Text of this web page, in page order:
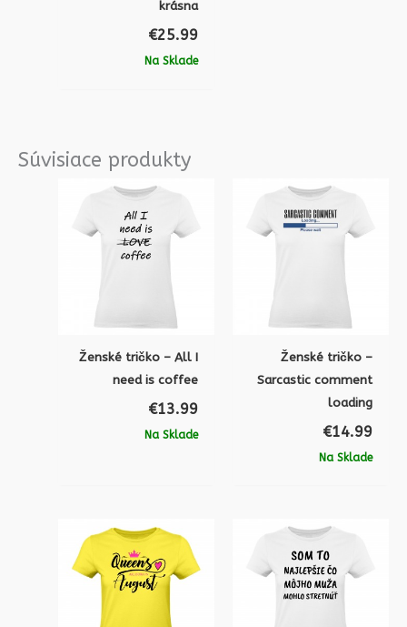
krásna
€25.99
Na Sklade
Súvisiace produkty
Ženské tričko – All I
need is coffee
€13.99
Na Sklade
Ženské tričko –
Sarcastic comment
loading
€14.99
Na Sklade